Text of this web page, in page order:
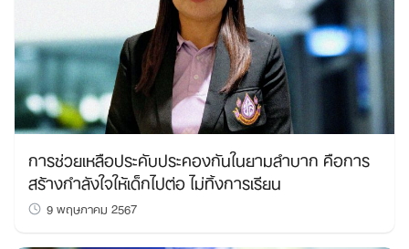
การช่วยเหลือประคับประคองกันในยามลำบาก คือการ
สร้างกำลังใจให้เด็กไปต่อ ไม่ทิ้งการเรียน
9 พฤษภาคม 2567